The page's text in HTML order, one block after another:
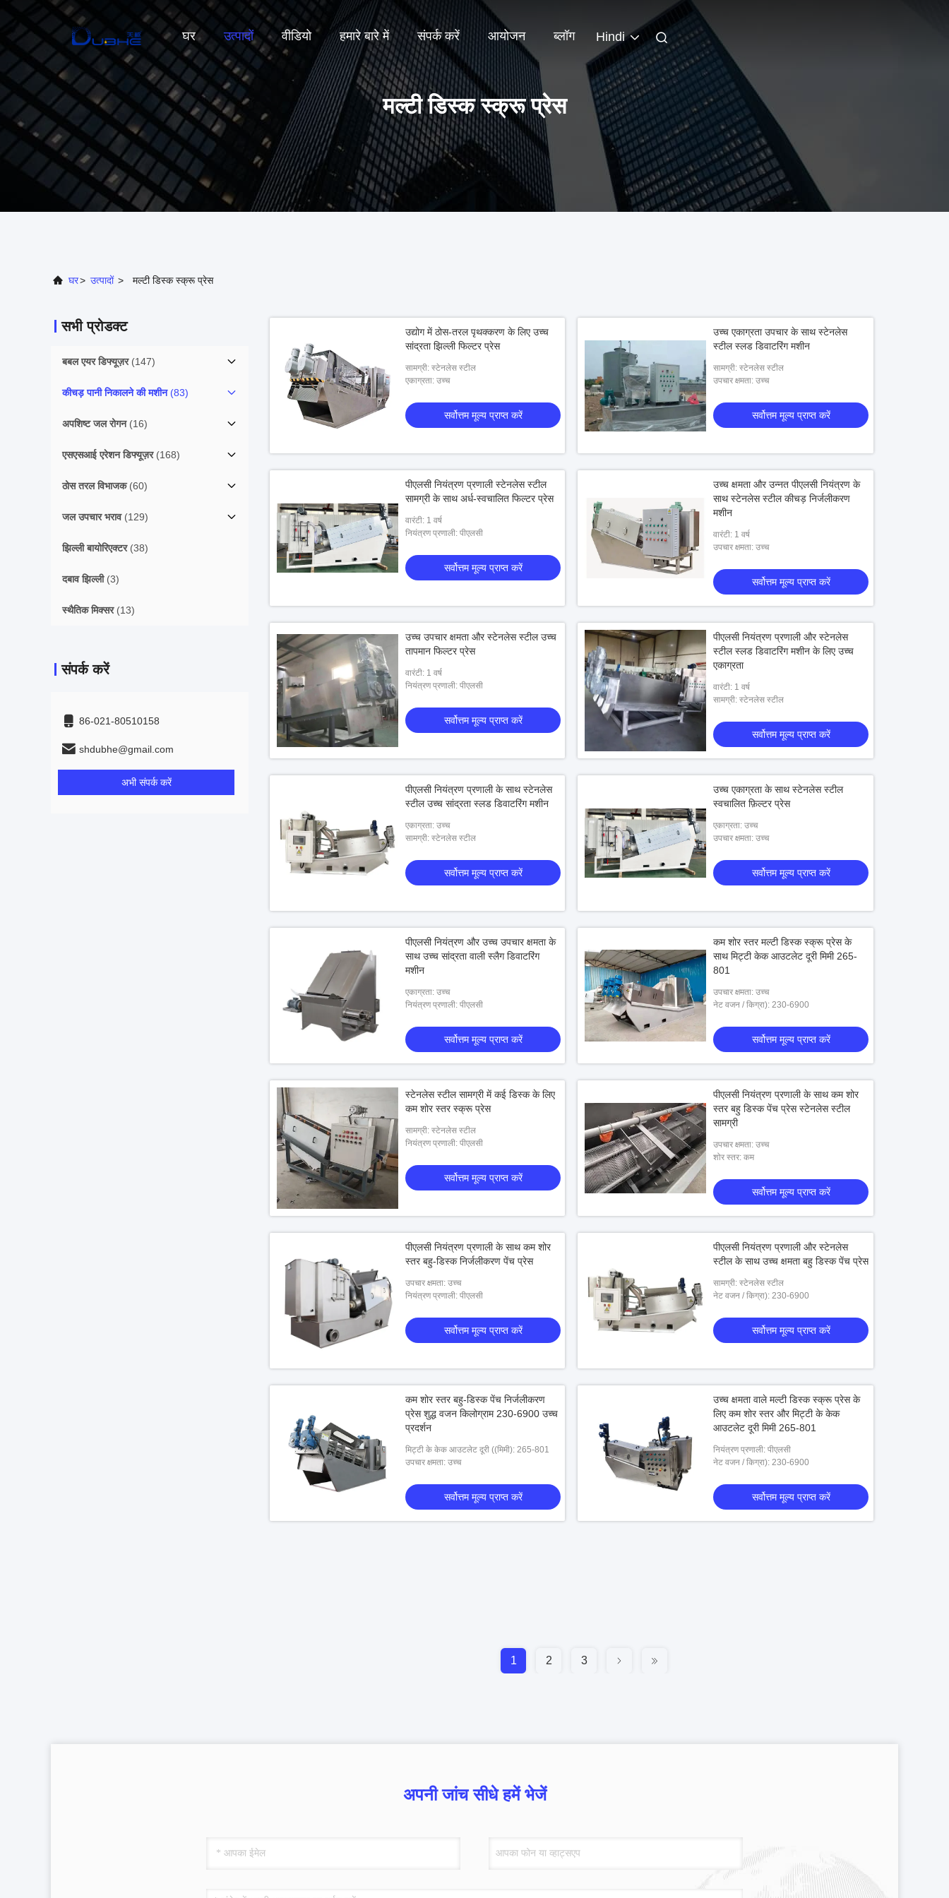
घर उत्पादों वीडियो हमारे बारे में संपर्क करें आयोजन ब्लॉग Hindi
मल्टी डिस्क स्क्रू प्रेस
घर> उत्पादों > मल्टी डिस्क स्क्रू प्रेस
सभी प्रोडक्ट
बबल एयर डिफ्यूज़र(147)
कीचड़ पानी निकालने की मशीन(83)
अपशिष्ट जल रोगन(16)
एसएसआई एरेशन डिफ्यूज़र(168)
ठोस तरल विभाजक(60)
जल उपचार भराव(129)
झिल्ली बायोरिएक्टर(38)
दबाव झिल्ली(3)
स्थैतिक मिक्सर(13)
संपर्क करें
86-021-80510158
shdubhe@gmail.com
अभी संपर्क करें
उद्योग में ठोस-तरल पृथक्करण के लिए उच्च
सांद्रता झिल्ली फिल्टर प्रेस
सामग्री: स्टेनलेस स्टील
एकाग्रता: उच्च
सर्वोत्तम मूल्य प्राप्त करें
उच्च एकाग्रता उपचार के साथ स्टेनलेस
स्टील स्लड डिवाटरिंग मशीन
सामग्री: स्टेनलेस स्टील
उपचार क्षमता: उच्च
सर्वोत्तम मूल्य प्राप्त करें
पीएलसी नियंत्रण प्रणाली स्टेनलेस स्टील
सामग्री के साथ अर्ध-स्वचालित फिल्टर प्रेस
वारंटी: 1 वर्ष
नियंत्रण प्रणाली: पीएलसी
सर्वोत्तम मूल्य प्राप्त करें
उच्च क्षमता और उन्नत पीएलसी नियंत्रण के
साथ स्टेनलेस स्टील कीचड़ निर्जलीकरण
मशीन
वारंटी: 1 वर्ष
उपचार क्षमता: उच्च
सर्वोत्तम मूल्य प्राप्त करें
उच्च उपचार क्षमता और स्टेनलेस स्टील उच्च
तापमान फिल्टर प्रेस
वारंटी: 1 वर्ष
नियंत्रण प्रणाली: पीएलसी
सर्वोत्तम मूल्य प्राप्त करें
पीएलसी नियंत्रण प्रणाली और स्टेनलेस
स्टील स्लड डिवाटरिंग मशीन के लिए उच्च
एकाग्रता
वारंटी: 1 वर्ष
सामग्री: स्टेनलेस स्टील
सर्वोत्तम मूल्य प्राप्त करें
पीएलसी नियंत्रण प्रणाली के साथ स्टेनलेस
स्टील उच्च सांद्रता स्लड डिवाटरिंग मशीन
एकाग्रता: उच्च
सामग्री: स्टेनलेस स्टील
सर्वोत्तम मूल्य प्राप्त करें
उच्च एकाग्रता के साथ स्टेनलेस स्टील
स्वचालित फ़िल्टर प्रेस
एकाग्रता: उच्च
उपचार क्षमता: उच्च
सर्वोत्तम मूल्य प्राप्त करें
पीएलसी नियंत्रण और उच्च उपचार क्षमता के
साथ उच्च सांद्रता वाली स्लैग डिवाटरिंग
मशीन
एकाग्रता: उच्च
नियंत्रण प्रणाली: पीएलसी
सर्वोत्तम मूल्य प्राप्त करें
कम शोर स्तर मल्टी डिस्क स्क्रू प्रेस के
साथ मिट्टी केक आउटलेट दूरी मिमी 265-
801
उपचार क्षमता: उच्च
नेट वजन / किग्रा): 230-6900
सर्वोत्तम मूल्य प्राप्त करें
स्टेनलेस स्टील सामग्री में कई डिस्क के लिए
कम शोर स्तर स्क्रू प्रेस
सामग्री: स्टेनलेस स्टील
नियंत्रण प्रणाली: पीएलसी
सर्वोत्तम मूल्य प्राप्त करें
पीएलसी नियंत्रण प्रणाली के साथ कम शोर
स्तर बहु डिस्क पेंच प्रेस स्टेनलेस स्टील
सामग्री
उपचार क्षमता: उच्च
शोर स्तर: कम
सर्वोत्तम मूल्य प्राप्त करें
पीएलसी नियंत्रण प्रणाली के साथ कम शोर
स्तर बहु-डिस्क निर्जलीकरण पेंच प्रेस
उपचार क्षमता: उच्च
नियंत्रण प्रणाली: पीएलसी
सर्वोत्तम मूल्य प्राप्त करें
पीएलसी नियंत्रण प्रणाली और स्टेनलेस
स्टील के साथ उच्च क्षमता बहु डिस्क पेंच प्रेस
सामग्री: स्टेनलेस स्टील
नेट वजन / किग्रा): 230-6900
सर्वोत्तम मूल्य प्राप्त करें
कम शोर स्तर बहु-डिस्क पेंच निर्जलीकरण
प्रेस शुद्ध वजन किलोग्राम 230-6900 उच्च
प्रदर्शन
मिट्टी के केक आउटलेट दूरी ((मिमी): 265-801
उपचार क्षमता: उच्च
सर्वोत्तम मूल्य प्राप्त करें
उच्च क्षमता वाले मल्टी डिस्क स्क्रू प्रेस के
लिए कम शोर स्तर और मिट्टी के केक
आउटलेट दूरी मिमी 265-801
नियंत्रण प्रणाली: पीएलसी
नेट वजन / किग्रा): 230-6900
सर्वोत्तम मूल्य प्राप्त करें
1 2 3
अपनी जांच सीधे हमें भेजें